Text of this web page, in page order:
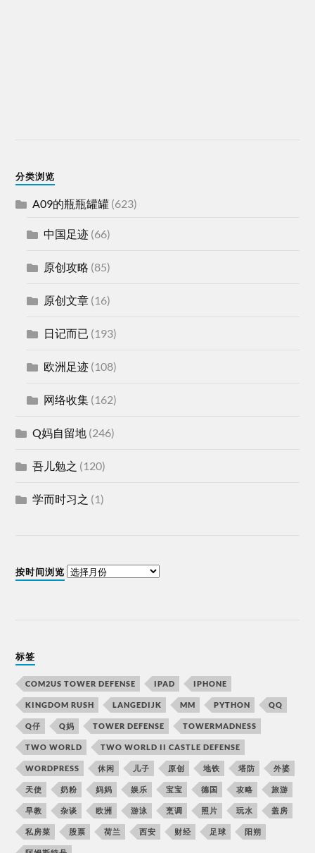
分类浏览
A09的瓶瓶罐罐 (623)
中国足迹 (66)
原创攻略 (85)
原创文章 (16)
日记而已 (193)
欧洲足迹 (108)
网络收集 (162)
Q妈自留地 (246)
吾儿勉之 (120)
学而时习之 (1)
按时间浏览
标签
COM2US TOWER DEFENSE IPAD IPHONE
KINGDOM RUSH LANGEDIJK MM PYTHON QQ
Q仔 Q妈 TOWER DEFENSE TOWERMADNESS
TWO WORLD TWO WORLD II CASTLE DEFENSE
WORDPRESS 休闲 儿子 原创 地铁 塔防 外婆
天使 奶粉 妈妈 娱乐 宝宝 德国 攻略 旅游
早教 杂谈 欧洲 游泳 烹调 照片 玩水 盖房
私房菜 股票 荷兰 西安 财经 足球 阳朔